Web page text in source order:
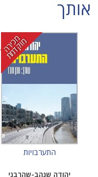
אותך
מ
כ
י
ר
ה
מ
ו
ק
ד
מ
ת
התערבויות
יהודה שנהב-שהרבני